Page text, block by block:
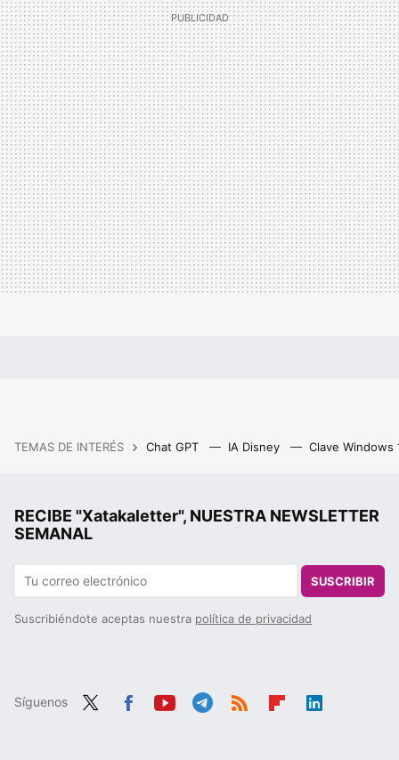
TEMAS DE INTERÉS Chat GPT IA Disney Clave Windows
RECIBE "Xatakaletter", NUESTRA NEWSLETTER
SEMANAL
SUSCRIBIR
Suscribiéndote aceptas nuestra política de privacidad
Síguenos